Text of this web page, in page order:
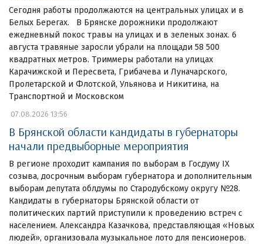
Сегодня работы продолжаются на центральных улицах и в
Белых Берегах. В Брянске дорожники продолжают
ежедневный покос травы на улицах и в зеленых зонах. 6
августа травяные заросли убрали на площади 58 500
квадратных метров. Триммеры работали на улицах
Карачижской и Пересвета, Грибачева и Луначарского,
Пролетарской и Флотской, Ульянова и Никитина, на
Транспортной и Московском
07.08.2026 13:56
В Брянской области кандидаты в губернаторы
начали предвыборные мероприятия
В регионе проходит кампания по выборам в Госдуму IX
созыва, досрочным выборам губернатора и дополнительным
выборам депутата облдумы по Стародубскому округу №28.
Кандидаты в губернаторы Брянской области от
политических партий приступили к проведению встреч с
населением. Александра Казачкова, представляющая «Новых
людей», организовала музыкальное лото для пенсионеров.